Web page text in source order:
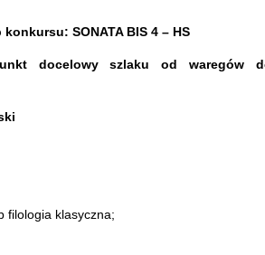
SONATA BIS 4 – HS
docelowy szlaku od waregów
filologia klasyczna;